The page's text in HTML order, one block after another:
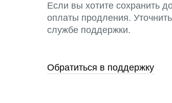
Если вы хотите сохранить
оплаты продления.
службе поддержки.
Обратиться в поддержку